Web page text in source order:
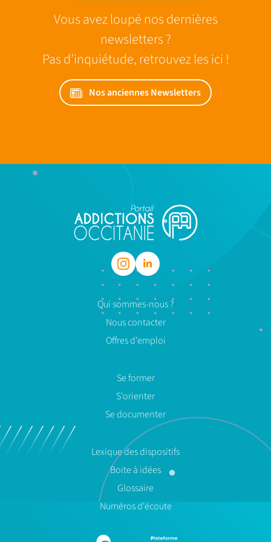
Vous avez loupé nos dernières
newsletters ?
Pas d’inquiétude, retrouvez les ici !
Nos anciennes Newsletters
Qui sommes-nous ?
Nous contacter
Offres d'emploi
Se former
S'orienter
Se documenter
Lexique des dispositifs
Boite à idées
Glossaire
Numéros d'écoute